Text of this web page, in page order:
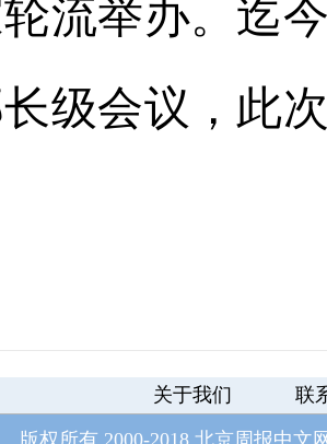
流举办。迄
长级会议，此
关于我们 联
版权所有 2000-2018 北京周报中文